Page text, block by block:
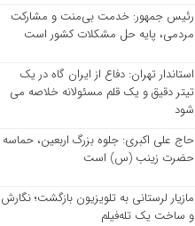
رئیس جمهور: خدمت بی‌منت و مشارکت
مردمی، پایه حل مشکلات کشور است
استاندار تهران: دفاع از ایران گاه در یک
تیتر دقیق و یک قلم مسئولانه خلاصه می
شود
حاج‌ علی‌ اکبری: جلوه بزرگ اربعین، حماسه
حضرت زینب (س) است
مازیار لرستانی به تلویزیون بازگشت؛ نگارش
و ساخت یک تله‌فیلم